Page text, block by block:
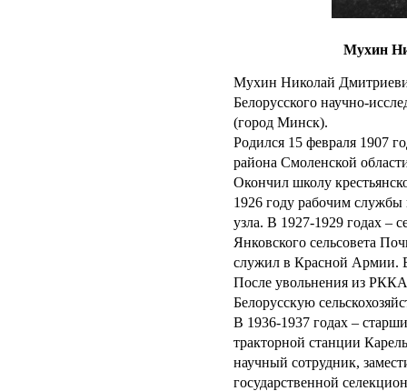
Мухин
Мухин Николай
Белорусского научно-
(город Минск).
Родился 15 февраля 1907
района Смоленской
Окончил школу
1926 году рабочим
узла. В 1927-1929 годах –
Янковского сельсовета
служил в Красной
После увольнения из
Белорусскую
В 1936-1937 годах –
тракторной станции
научный сотрудник,
государственной